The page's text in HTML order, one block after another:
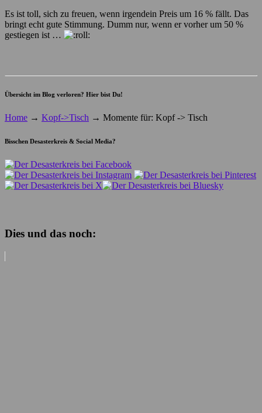
Es ist toll, sich zu freuen, wenn irgendein Preis um 16 % fällt. Das
bringt echt gute Stimmung. Dumm nur, wenn er vorher um 50 %
gestiegen ist …
Übersicht im Blog verloren? Hier bist Du!
Home → Kopf->Tisch → Momente für: Kopf -> Tisch
Bisschen Desasterkreis & Social Media?
Dies und das noch: